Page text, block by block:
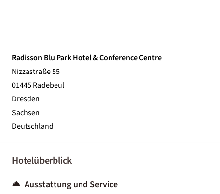
Radisson Blu Park Hotel & Conference Centre
Nizzastraße 55
01445 Radebeul
Dresden
Sachsen
Deutschland
Hotelüberblick
Ausstattung und Service